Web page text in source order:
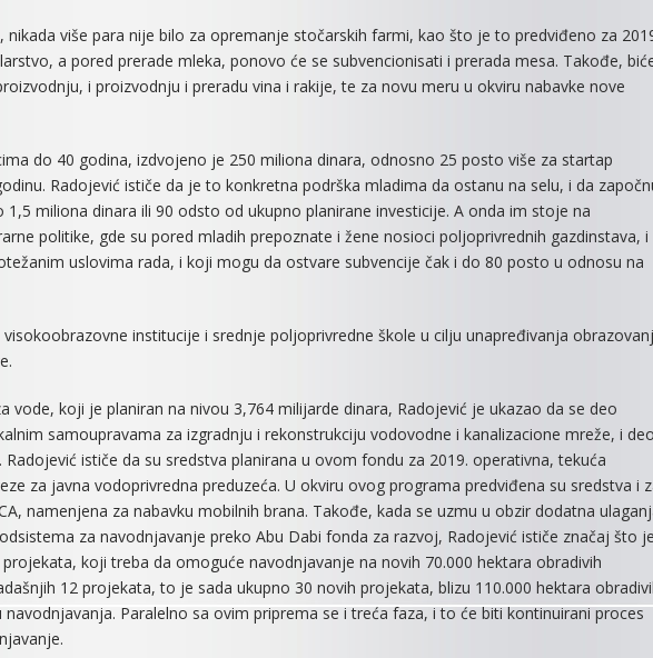
nikada više para nije bilo za opremanje stočarskih farmi, kao što je to predviđeno za
a pored prerade mleka, ponovo će se subvencionisati i prerada mesa. Takođe,
i proizvodnju i preradu vina i rakije, te za novu meru u okviru nabavke nove
do 40 godina, izdvojeno je 250 miliona dinara, odnosno 25 posto više za startap
Radojević ističe da je to konkretna podrška mladima da ostanu na selu, i da
1,5 miliona dinara ili 90 odsto od ukupno planirane investicije. A onda im stoje na
politike, gde su pored mladih prepoznate i žene nosioci poljoprivrednih gazdinstava, i
uslovima rada, i koji mogu da ostvare subvencije čak i do 80 posto u odnosu na
institucije i srednje poljoprivredne škole u cilju unapređivanja
vode, koji je planiran na nivou 3,764 milijarde dinara, Radojević je ukazao da se deo
samoupravama za izgradnju i rekonstrukciju vodovodne i kanalizacione mreže, i
Radojević ističe da su sredstva planirana u ovom fondu za 2019. operativna, tekuća
za javna vodoprivredna preduzeća. U okviru ovog programa predviđena su sredstva i
namenjena za nabavku mobilnih brana. Takođe, kada se uzmu u obzir dodatna
za navodnjavanje preko Abu Dabi fonda za razvoj, Radojević ističe značaj što
koji treba da omoguće navodnjavanje na novih 70.000 hektara obradivih
12 projekata, to je sada ukupno 30 novih projekata, blizu 110.000 hektara
Paralelno sa ovim priprema se i treća faza, i to će biti kontinuirani proces